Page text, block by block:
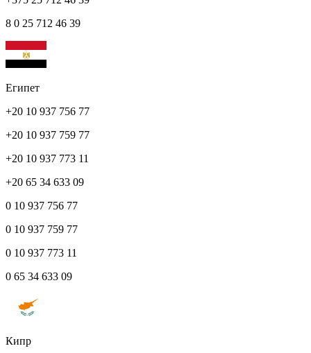
8 0 25 712 46 39
Египет
+20 10 937 756 77
+20 10 937 759 77
+20 10 937 773 11
+20 65 34 633 09
0 10 937 756 77
0 10 937 759 77
0 10 937 773 11
0 65 34 633 09
Кипр